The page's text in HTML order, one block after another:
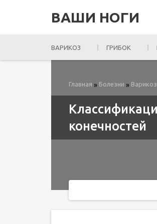
ВАШИ НОГИ
ВАРИКОЗ ГРИБОК
Главная » Болезни » Варикоз
конечностей